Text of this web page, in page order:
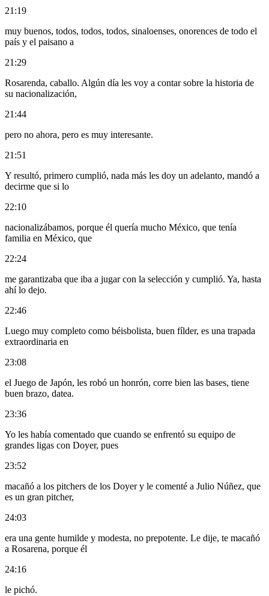
21:19
muy buenos, todos, todos, todos, sinaloenses, onorences de todo el
país y el paisano a
21:29
Rosarenda, caballo. Algún día les voy a contar sobre la historia de
su nacionalización,
21:44
pero no ahora, pero es muy interesante.
21:51
Y resultó, primero cumplió, nada más les doy un adelanto, mandó a
decirme que si lo
22:10
nacionalizábamos, porque él quería mucho México, que tenía
familia en México, que
22:24
me garantizaba que iba a jugar con la selección y cumplió. Ya, hasta
ahí lo dejo.
22:46
Luego muy completo como béisbolista, buen fílder, es una trapada
extraordinaria en
23:08
el Juego de Japón, les robó un honrón, corre bien las bases, tiene
buen brazo, datea.
23:36
Yo les había comentado que cuando se enfrentó su equipo de
grandes ligas con Doyer, pues
23:52
macañó a los pitchers de los Doyer y le comenté a Julio Núñez, que
es un gran pitcher,
24:03
era una gente humilde y modesta, no prepotente. Le dije, te macañó
a Rosarena, porque él
24:16
le pichó.